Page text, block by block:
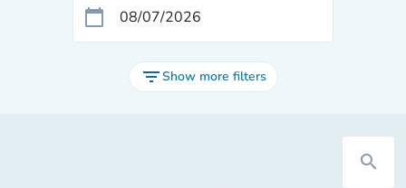
calendar_today
filter_listShow more filters
search